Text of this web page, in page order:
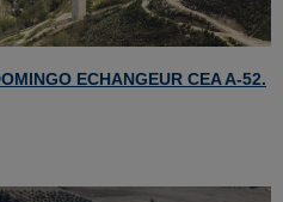
ECHANGEUR CEA A-52.